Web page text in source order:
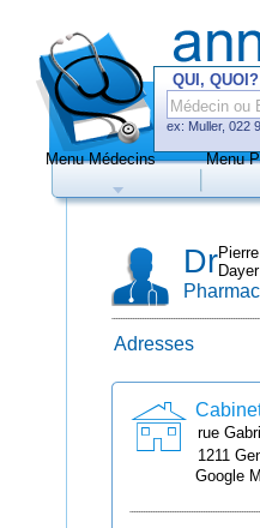
QUI, QUOI?
ex: Muller, 022
de
Menu Médecins Menu
DrPierre
Dayer
Adresses
rue
1211
Google